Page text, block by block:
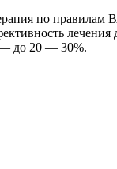
по правилам
до 20 — 30%.